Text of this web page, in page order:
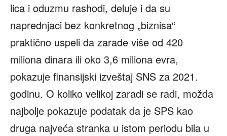
lica i oduzmu rashodi, deluje i da su
naprednjaci bez konkretnog „biznisa“
praktično uspeli da zarade više od 420
miliona dinara ili oko 3,6 miliona evra,
pokazuje finansijski izveštaj SNS za 2021.
godinu. O koliko velikoj zaradi se radi, možda
najbolje pokazuje podatak da је SPS kao
druga najveća stranka u istom periodu bila u